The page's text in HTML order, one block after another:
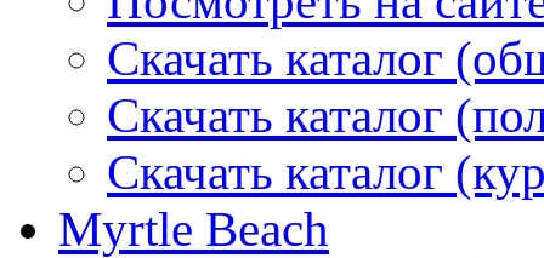
Скачать каталог
Скачать каталог
Скачать каталог
Myrtle Beach